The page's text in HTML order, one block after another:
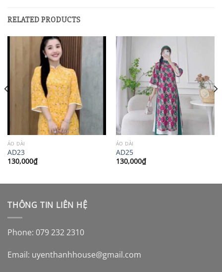
RELATED PRODUCTS
ÁO DÀI
AD23
130,000₫
ÁO DÀI
AD25
130,000₫
THÔNG TIN LIÊN HỆ
Phone: 079 232 2310
Email: uyenthanhhouse@gmail.com